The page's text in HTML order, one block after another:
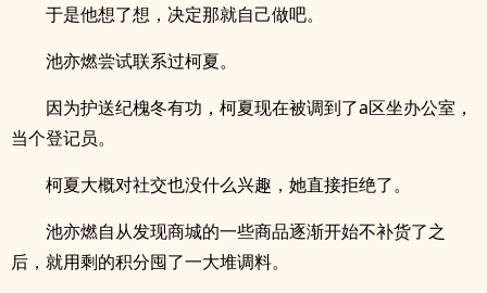
于是他想了想，决定那就自己做吧。
池亦燃尝试联系过柯夏。
因为护送纪槐冬有功，柯夏现在被调到了a区坐办公室，
当个登记员。
柯夏大概对社交也没什么兴趣，她直接拒绝了。
池亦燃自从发现商城的一些商品逐渐开始不补货了之
后，就用剩的积分囤了一大堆调料。